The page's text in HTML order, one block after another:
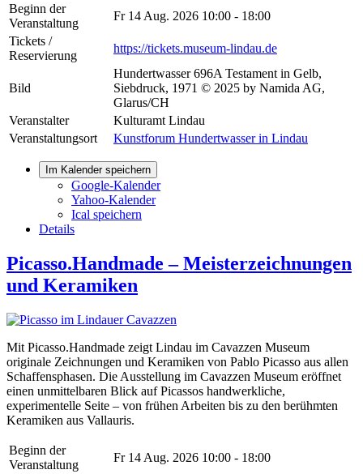
Beginn der
Veranstaltung
Fr 14 Aug. 2026 10:00 - 18:00
Tickets /
Reservierung
https://tickets.museum-lindau.de
Bild
Hundertwasser 696A Testament in Gelb,
Siebdruck, 1971 © 2025 by Namida AG,
Glarus/CH
Veranstalter
Kulturamt Lindau
Veranstaltungsort
Kunstforum Hundertwasser in Lindau
Im Kalender speichern
Google-Kalender
Yahoo-Kalender
Ical speichern
Details
Picasso.Handmade – Meisterzeichnungen
und Keramiken
Mit Picasso.Handmade zeigt Lindau im Cavazzen Museum
originale Zeichnungen und Keramiken von Pablo Picasso aus allen
Schaffensphasen. Die Ausstellung im Cavazzen Museum eröffnet
einen unmittelbaren Blick auf Picassos handwerkliche,
experimentelle Seite – von frühen Arbeiten bis zu den berühmten
Keramiken aus Vallauris.
Beginn der
Veranstaltung
Fr 14 Aug. 2026 10:00 - 18:00